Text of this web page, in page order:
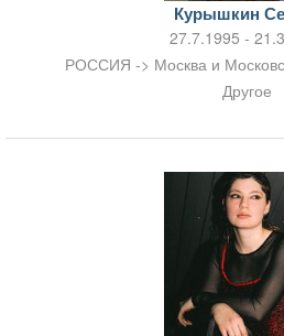
Курышкин
27.7.1995 -
РОССИЯ -> Москва и
Другое